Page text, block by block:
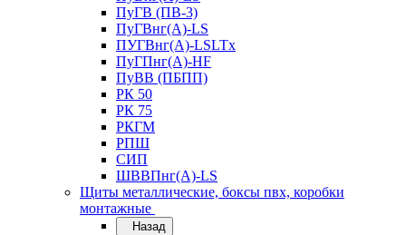
ПуГВ (ПВ-3)
ПуГВнг(А)-LS
ПУГВнг(А)-LSLTx
ПуГПнг(А)-HF
ПуВВ (ПБПП)
РК 50
РК 75
РКГМ
РПШ
СИП
ШВВПнг(А)-LS
Щиты металлические, боксы пвх, коробки
монтажные
Назад